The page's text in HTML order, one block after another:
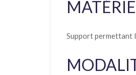
Support permettant